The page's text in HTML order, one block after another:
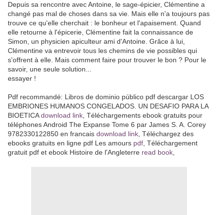
Depuis sa rencontre avec Antoine, le sage-épicier, Clémentine a
changé pas mal de choses dans sa vie. Mais elle n'a toujours pas
trouve ce qu'elle cherchait : le bonheur et l'apaisement. Quand
elle retourne à l'épicerie, Clémentine fait la connaissance de
Simon, un physicien apiculteur ami d'Antoine. Grâce à lui,
Clémentine va entrevoir tous les chemins de vie possibles qui
s'offrent à elle. Mais comment faire pour trouver le bon ? Pour le
savoir, une seule solution...
essayer !
Pdf recommandé: Libros de dominio público pdf descargar LOS
EMBRIONES HUMANOS CONGELADOS. UN DESAFIO PARA LA
BIOETICAdownload link , Téléchargements ebook gratuits pour
téléphones Android The Expanse Tome 6 par James S. A. Corey
9782330122850 en francais download link , Téléchargez des
ebooks gratuits en ligne pdf Les amours pdf , Téléchargement
gratuit pdf et ebook Histoire de l'Angleterre read book